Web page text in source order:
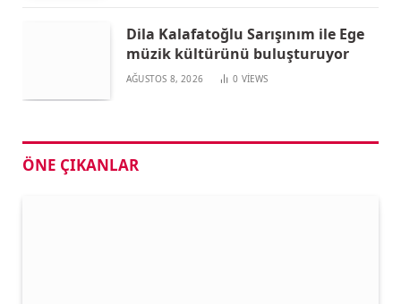
Dila Kalafatoğlu Sarışınım ile Ege
müzik kültürünü buluşturuyor
AĞUSTOS 8, 2026 0 VIEWS
ÖNE ÇIKANLAR